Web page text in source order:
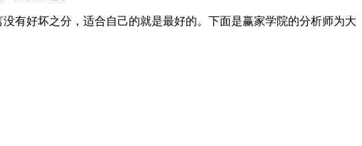
好坏之分，适合自己的就是最好的。下面是赢家学院的分析师为大